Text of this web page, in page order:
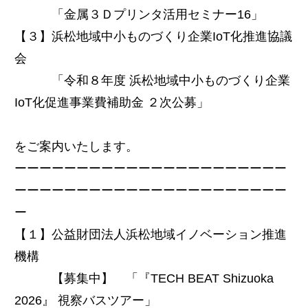
「金属３Ｄプリンタ活用セミナー16」
【３】浜松地域中小ものづくり企業IoT化推進協議
会
「令和８年度 浜松地域中小ものづくり企業
IoT化促進事業費補助金 ２次公募」
をご案内いたします。
ーーーーーーーーーーーーーーーーーーーーーー
ーーーーーーーーーーーーーーーーーーーーーー
ー
【１】公益財団法人浜松地域イノベーション推進
機構
【募集中】 「『TECH BEAT Shizuoka
2026』 視察バスツアー」